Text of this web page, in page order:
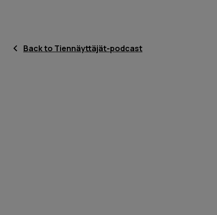
Back to Tiennäyttäjät-podcast